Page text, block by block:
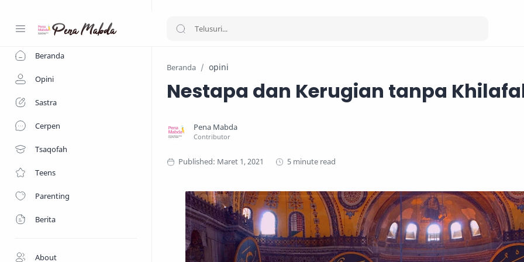
Beranda
Opini
Sastra
Cerpen
Tsaqofah
Teens
Parenting
Berita
About
Beranda opini
Nestapa dan Kerugian tanpa
5 minute read